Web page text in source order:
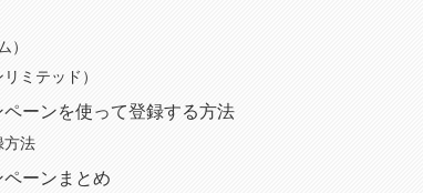
ミテッド）
ーンを使って登録する方法
法
ーンまとめ